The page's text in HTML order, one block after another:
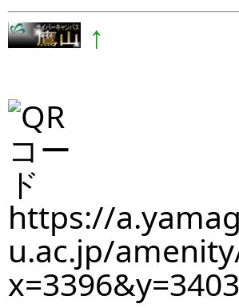
↑
https://
u.ac.jp/